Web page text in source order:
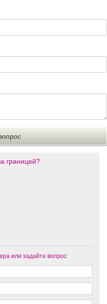
границей?
или задайте вопрос